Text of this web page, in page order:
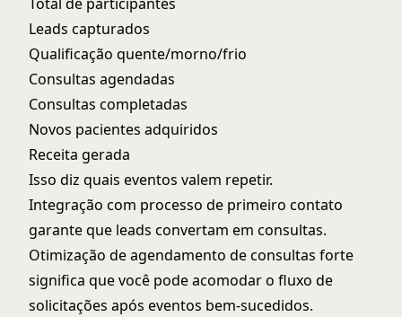
Leads capturados
Qualificação quente/morno/frio
Consultas agendadas
Consultas completadas
Novos pacientes adquiridos
Receita gerada
Isso diz quais eventos valem repetir.
Integração com processo de primeiro contato
garante que leads convertam em consultas.
Otimização de agendamento de consultas forte
significa que você pode acomodar o fluxo de
solicitações após eventos bem-sucedidos.